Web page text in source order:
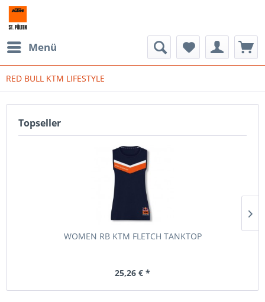
Menü
RED BULL KTM LIFESTYLE
Topseller
WOMEN RB KTM FLETCH TANKTOP
25,26 € *